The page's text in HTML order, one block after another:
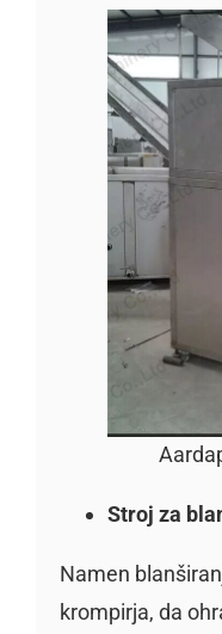
Stroj za
Namen
krompirja, da